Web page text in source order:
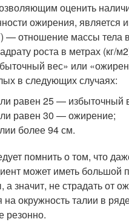
оценить
ожирения, является
— отношение массы тела в
роста в метрах (кг/
вес» или
в следующих случаях:
равен 25 — избыточный
равен 30 — ожирение;
более 94 см.
помнить о том, что
может иметь большой
значит, не страдать от
окружность талии в
резонно.